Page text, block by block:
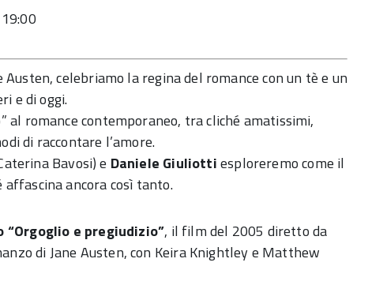
19:00
Austen, celebriamo la regina del romance con un tè e un
e di oggi.
al romance contemporaneo, tra cliché amatissimi,
di raccontare l’amore.
Bavosi) e Daniele Giuliottiesploreremo come il
ancora così tanto.
“Orgoglio e pregiudizio”, il film del 2005 diretto da
di Jane Austen, con Keira Knightley e Matthew